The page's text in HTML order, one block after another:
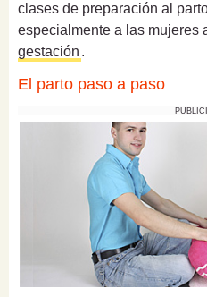
clases de preparación al
especialmente a las mujeres
gestación .
El parto paso a paso